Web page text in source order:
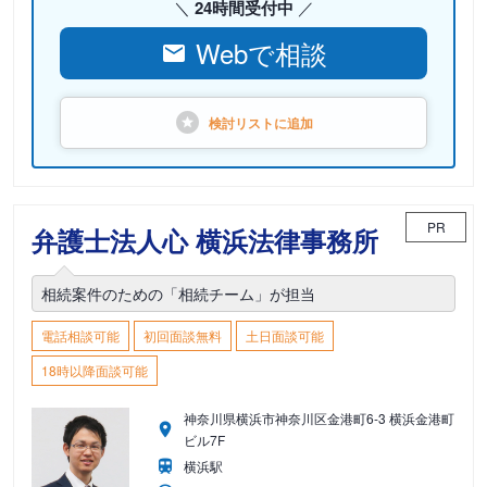
24時間受付中
Webで相談
検討リストに追加
弁護士法人心 横浜法律事務所 PR
相続案件のための「相続チーム」が担当
電話相談可能 初回面談無料
土日面談可能
18時以降面談可能
神奈川県横浜市神奈川区金港町6-3 横浜金港町
ビル7F
横浜駅